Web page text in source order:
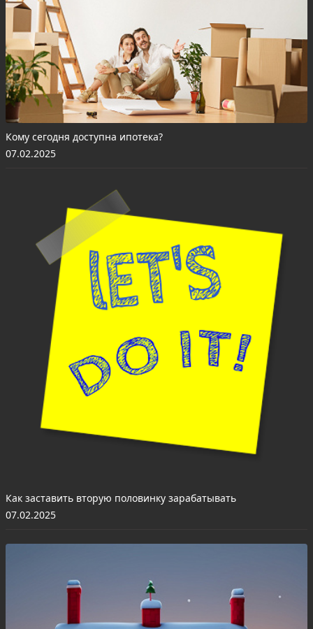
Кому сегодня доступна ипотека?
07.02.2025
Как заставить вторую половинку зарабатывать
07.02.2025